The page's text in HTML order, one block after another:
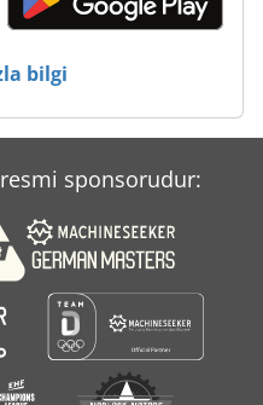
bilgi
sponsorudur: